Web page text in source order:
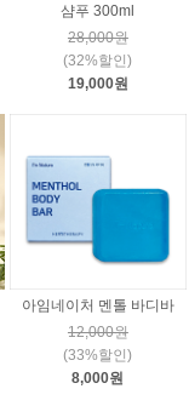
샴푸 300ml
28,000원
(32%할인)
19,000원
아임네이처 멘톨 바디바
12,000원
(33%할인)
8,000원